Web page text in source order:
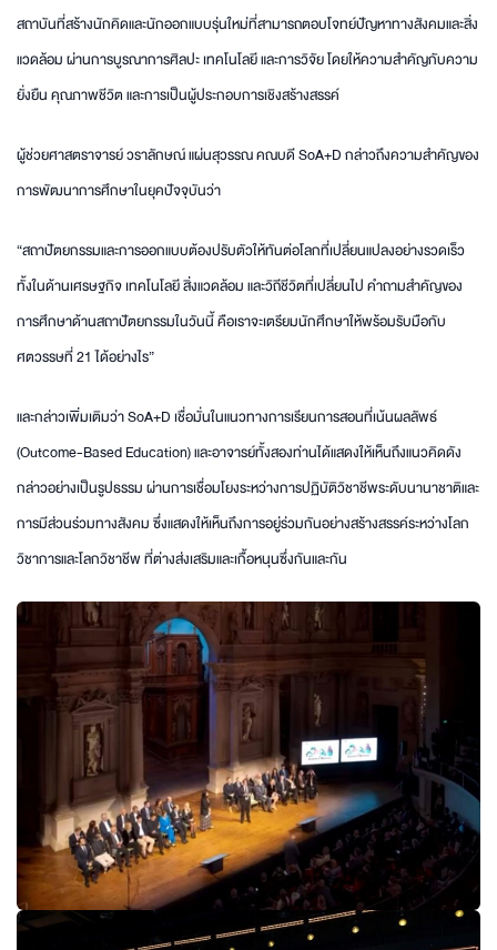
สถาบันที่สร้างนักคิดและนักออกแบบรุ่นใหม่ที่สามารถตอบโจทย์ปัญหาทางสังคมและสิ่ง
แวดล้อม ผ่านการบูรณาการศิลปะ เทคโนโลยี และการวิจัย โดยให้ความสำคัญกับความ
ยั่งยืน คุณภาพชีวิต และการเป็นผู้ประกอบการเชิงสร้างสรรค์
ผู้ช่วยศาสตราจารย์ วราลักษณ์ แผ่นสุวรรณ คณบดี SoA+D กล่าวถึงความสำคัญของ
การพัฒนาการศึกษาในยุคปัจจุบันว่า
“สถาปัตยกรรมและการออกแบบต้องปรับตัวให้ทันต่อโลกที่เปลี่ยนแปลงอย่างรวดเร็ว
ทั้งในด้านเศรษฐกิจ เทคโนโลยี สิ่งแวดล้อม และวิถีชีวิตที่เปลี่ยนไป คำถามสำคัญของ
การศึกษาด้านสถาปัตยกรรมในวันนี้ คือเราจะเตรียมนักศึกษาให้พร้อมรับมือกับ
ศตวรรษที่ 21 ได้อย่างไร”
และกล่าวเพิ่มเติมว่า SoA+D เชื่อมั่นในแนวทางการเรียนการสอนที่เน้นผลลัพธ์
(Outcome-Based Education) และอาจารย์ทั้งสองท่านได้แสดงให้เห็นถึงแนวคิดดัง
กล่าวอย่างเป็นรูปธรรม ผ่านการเชื่อมโยงระหว่างการปฏิบัติวิชาชีพระดับนานาชาติและ
การมีส่วนร่วมทางสังคม ซึ่งแสดงให้เห็นถึงการอยู่ร่วมกันอย่างสร้างสรรค์ระหว่างโลก
วิชาการและโลกวิชาชีพ ที่ต่างส่งเสริมและเกื้อหนุนซึ่งกันและกัน